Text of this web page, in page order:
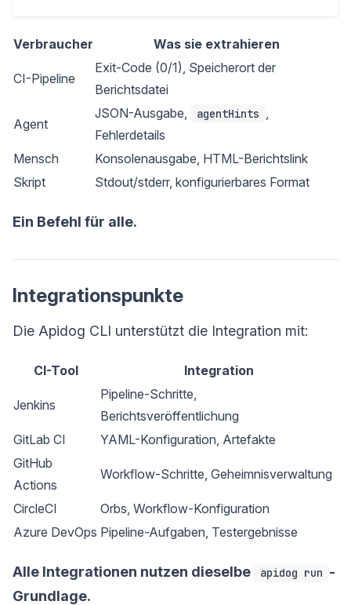
Verbraucher Was sie extrahieren
CI-Pipeline
Exit-Code (0/1), Speicherort der
Berichtsdatei
Agent
JSON-Ausgabe, agentHints
Fehlerdetails
Mensch
Konsolenausgabe, HTML-Berichtslink
Skript
Stdout/stderr, konfigurierbares Format
Ein Befehl für alle.
Integrationspunkte
Die Apidog CLI unterstützt die Integration mit:
CI-Tool Integration
Jenkins
Pipeline-Schritte,
Berichtsveröffentlichung
GitLab CI
YAML-Konfiguration, Artefakte
GitHub
Actions
Workflow-Schritte, Geheimnisverwaltung
CircleCI
Orbs, Workflow-Konfiguration
Azure DevOps Pipeline-Aufgaben, Testergebnisse
Alle Integrationen nutzen dieselbe apidog run -
Grundlage.